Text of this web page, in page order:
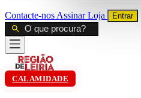
Contacte-nos AssinarLoja Entrar
CALAMIDADE